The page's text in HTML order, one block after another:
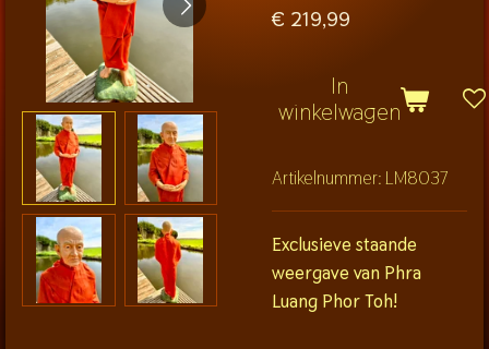
€ 219,99
In
winkelwagen
Artikelnummer:LM8037
Exclusieve staande
weergave van Phra
Luang Phor Toh!